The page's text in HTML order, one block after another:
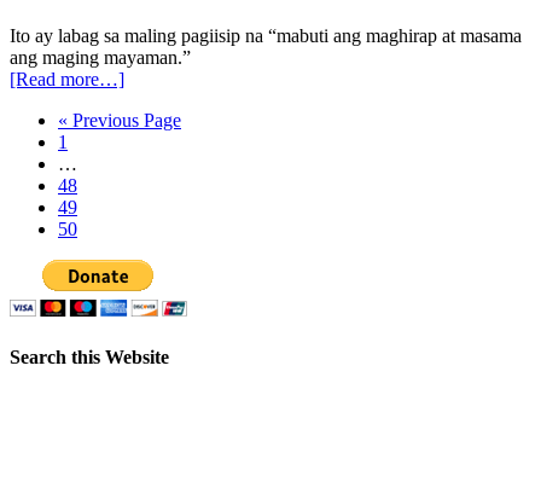
Ito ay labag sa maling pagiisip na “mabuti ang maghirap at masama
ang maging mayaman.”
[Read more…]
« Previous Page
1
…
48
49
50
Search this Website